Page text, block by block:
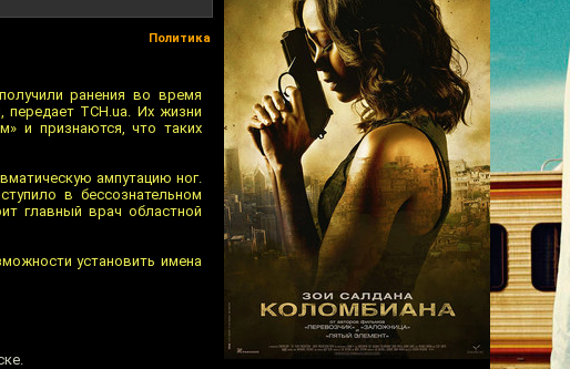
Политика
ранения во время
передает ТСН.ua. Их жизни
и признаются, что таких
ампутацию ног.
в бессознательном
главный врач областной
установить имена